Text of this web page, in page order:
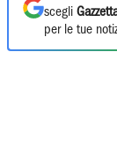
scegli
per le tue